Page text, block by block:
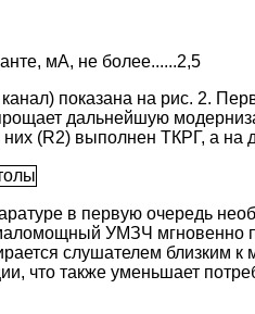
мА, не более......2,5
показана на рис. 2.
дальнейшую
них (R2) выполнен ТКРГ, а на
в первую очередь
УМЗЧ мгновенно
слушателем близким
что также уменьшает